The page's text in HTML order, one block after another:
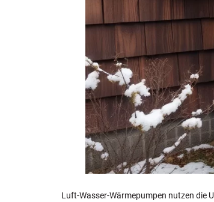
Luft-Wasser-Wärmepumpen nutzen die